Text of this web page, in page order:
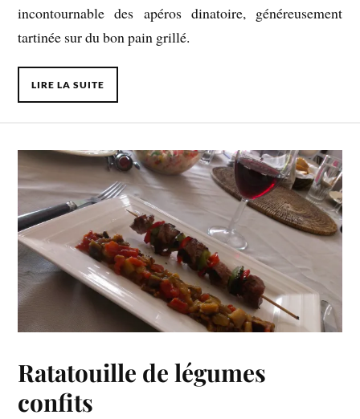
incontournable des apéros dinatoire, généreusement
tartinée sur du bon pain grillé.
LIRE LA SUITE
Ratatouille de légumes
confits